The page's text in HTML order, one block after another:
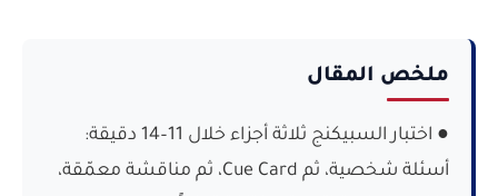
ملخص المقال
● اختبار السبيكنج ثلاثة أجزاء خلال 11–14 دقيقة:
أسئلة شخصية، ثم Cue Card، ثم مناقشة معمّقة،